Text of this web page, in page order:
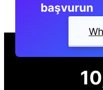
başvurun